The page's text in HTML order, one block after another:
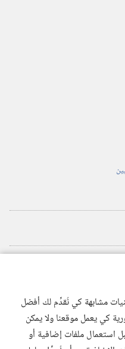
مشابهة كي نُقدِّم لك أفضل
كي يعمل موقعنا ولا يمكن
استعمال ملفات إضافية أو